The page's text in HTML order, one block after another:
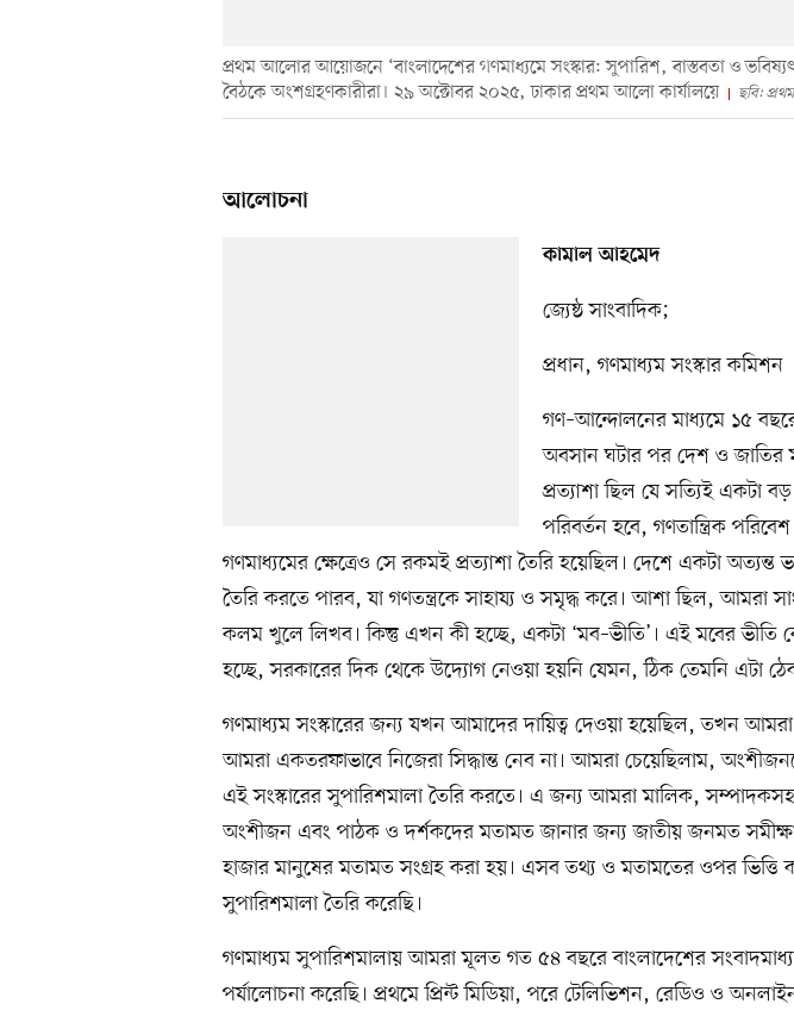
প্রথম আলোর আয়োজনে ‘বাংলাদেশের গণমাধ্যমে সংস্কার: সুপারিশ, বাস্তবতা ও
বৈঠকে অংশগ্রহণকারীরা। ২৯ অক্টোবর ২০২৫, ঢাকার প্রথম আলো কার্যালয়ে
ছবি:
আলোচনা
কামাল আহমেদ
জ্যেষ্ঠ সাংবাদিক;
প্রধান, গণমাধ্যম সংস্কার কমিশন
গণ–আন্দোলনের মাধ্যমে ১৫
অবসান ঘটার পর দেশ ও জাতির
প্রত্যাশা ছিল যে সত্যিই একটা
পরিবর্তন হবে, গণতান্ত্রিক
গণমাধ্যমের ক্ষেত্রেও সে রকমই প্রত্যাশা তৈরি হয়েছিল। দেশে একটা অত্যন্ত
তৈরি করতে পারব, যা গণতন্ত্রকে সাহায্য ও সমৃদ্ধ করে। আশা ছিল, আমরা
কলম খুলে লিখব। কিন্তু এখন কী হচ্ছে, একটা ‘মব–ভীতি’। এই মবের ভীতি
হচ্ছে, সরকারের দিক থেকে উদ্যোগ নেওয়া হয়নি যেমন, ঠিক তেমনি এটা
গণমাধ্যম সংস্কারের জন্য যখন আমাদের দায়িত্ব দেওয়া হয়েছিল, তখন
আমরা একতরফাভাবে নিজেরা সিদ্ধান্ত নেব না। আমরা চেয়েছিলাম,
এই সংস্কারের সুপারিশমালা তৈরি করতে। এ জন্য আমরা মালিক, সম্পাদকসহ
অংশীজন এবং পাঠক ও দর্শকদের মতামত জানার জন্য জাতীয় জনমত সমীক্ষা
হাজার মানুষের মতামত সংগ্রহ করা হয়। এসব তথ্য ও মতামতের ওপর ভিত্তি
সুপারিশমালা তৈরি করেছি।
গণমাধ্যম সুপারিশমালায় আমরা মূলত গত ৫৪ বছরে বাংলাদেশের
পর্যালোচনা করেছি। প্রথমে প্রিন্ট মিডিয়া, পরে টেলিভিশন, রেডিও ও